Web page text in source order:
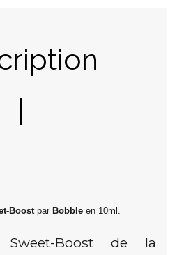
Boost par Bobble en 10ml.
Boost de la